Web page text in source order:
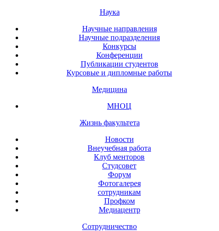
Наука
Научные направления
Научные подразделения
Конкурсы
Конференции
Публикации студентов
Курсовые и дипломные работы
Медицина
МНОЦ
Жизнь факультета
Новости
Внеучебная работа
Клуб менторов
Студсовет
Форум
Фотогалерея
сотрудникам
Профком
Медиацентр
Сотрудничество